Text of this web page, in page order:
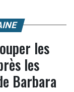
les
les
Barbara